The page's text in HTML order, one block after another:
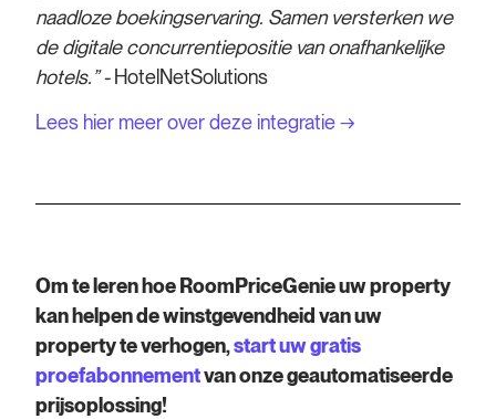
naadloze boekingservaring. Samen versterken we
de digitale concurrentiepositie van onafhankelijke
hotels.” - HotelNetSolutions
Lees hier meer over deze integratie →
Om te leren hoe RoomPriceGenie uw property
kan helpen de winstgevendheid van uw
property te verhogen,start uw gratis
proefabonnementvan onze geautomatiseerde
prijsoplossing!